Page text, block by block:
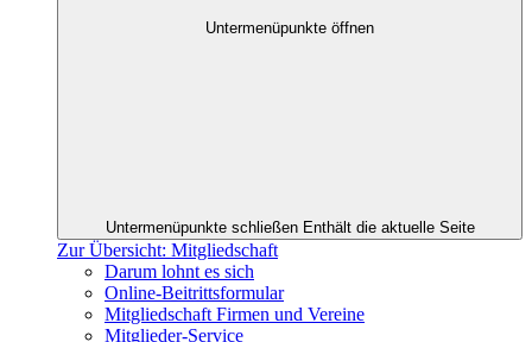
Untermenüpunkte öffnen
Untermenüpunkte schließen Enthält die aktuelle Seite
Zur Übersicht: Mitgliedschaft
Darum lohnt es sich
Online-Beitrittsformular
Mitgliedschaft Firmen und Vereine
Mitglieder-Service